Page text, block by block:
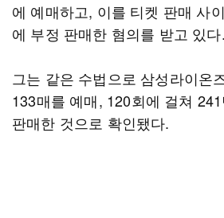
에 예매하고, 이를 티켓 판매 사
에 부정 판매한 혐의를 받고 있다.
그는 같은 수법으로 삼성라이온
133매를 예매, 120회에 걸쳐
판매한 것으로 확인됐다.